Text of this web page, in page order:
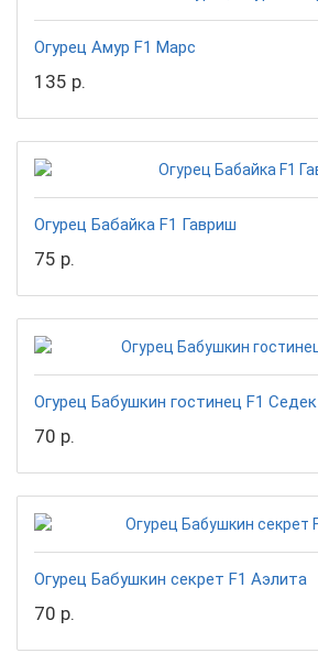
Огурец Амур F1 Марс
135 р.
Огурец Бабайка F1 Гавриш
75 р.
Огурец Бабушкин гостинец F1 Седек
70 р.
Огурец Бабушкин секрет F1 Аэлита
70 р.